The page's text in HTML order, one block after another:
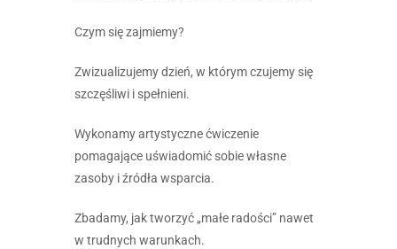
Czym się zajmiemy?
Zwizualizujemy dzień, w którym czujemy się
szczęśliwi i spełnieni.
Wykonamy artystyczne ćwiczenie
pomagające uświadomić sobie własne
zasoby i źródła wsparcia.
Zbadamy, jak tworzyć „małe radości” nawet
w trudnych warunkach.